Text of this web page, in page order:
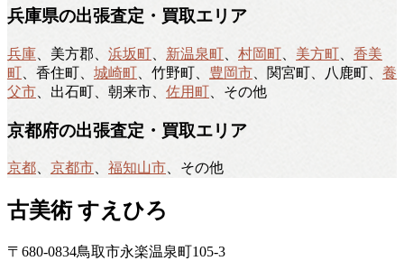
兵庫県の出張査定・買取エリア
兵庫 、美方郡、 浜坂町 新温泉町 村岡町 美方町
香美
町 、香住町、 城崎町 、竹野町、 豊岡市 、関宮町、八鹿町、 養
父市 、出石町、朝来市、 佐用町 、その他
京都府の出張査定・買取エリア
京都 京都市 福知山市 、その他
古美術 すえひろ
〒680-0834鳥取市永楽温泉町105-3